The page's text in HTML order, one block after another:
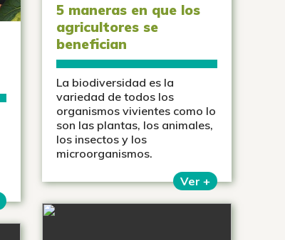
5 maneras en que los
agricultores se
benefician
La biodiversidad es la
variedad de todos los
organismos vivientes como lo
son las plantas, los animales,
los insectos y los
microorganismos.
Ver +